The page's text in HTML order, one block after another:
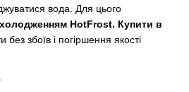
вода. Для цього
HotFrost. Купити в
збоїв і погіршення якості